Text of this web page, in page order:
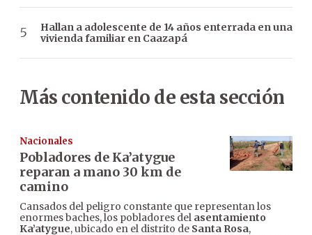
Hallan a adolescente de 14 años enterrada en una
vivienda familiar en Caazapá
Más contenido de esta sección
Nacionales
Pobladores de Ka’atygue
reparan a mano 30 km de
camino
Cansados del peligro constante que representan los
enormes baches, los pobladores del asentamiento
Ka’atygue, ubicado en el distrito de Santa Rosa,